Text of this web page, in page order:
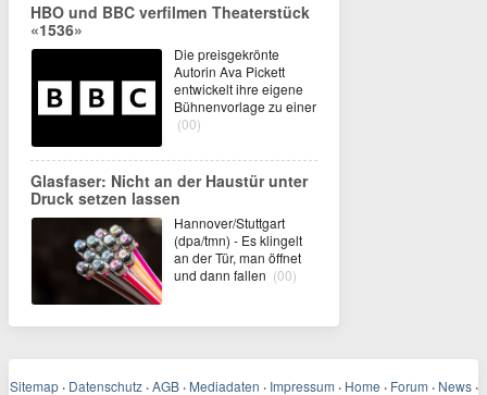
HBO und BBC verfilmen Theaterstück
«1536»
Die preisgekrönte
Autorin Ava Pickett
entwickelt ihre eigene
Bühnenvorlage zu einer
(00)
Glasfaser: Nicht an der Haustür unter
Druck setzen lassen
Hannover/Stuttgart
(dpa/tmn) - Es klingelt
an der Tür, man öffnet
und dann fallen (00)
Sitemap · Datenschutz · AGB · Mediadaten · Impressum · Home · Forum · News ·